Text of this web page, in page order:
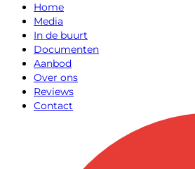
Home
Media
In de buurt
Documenten
Aanbod
Over ons
Reviews
Contact